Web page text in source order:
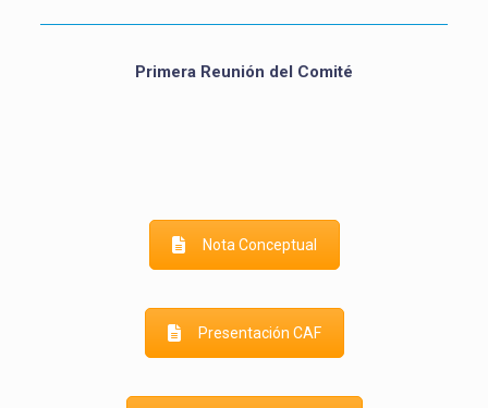
Primera Reunión del Comité
Nota Conceptual
Presentación CAF